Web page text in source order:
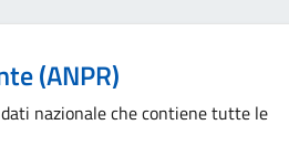
(ANPR)
dati nazionale che contiene tutte le